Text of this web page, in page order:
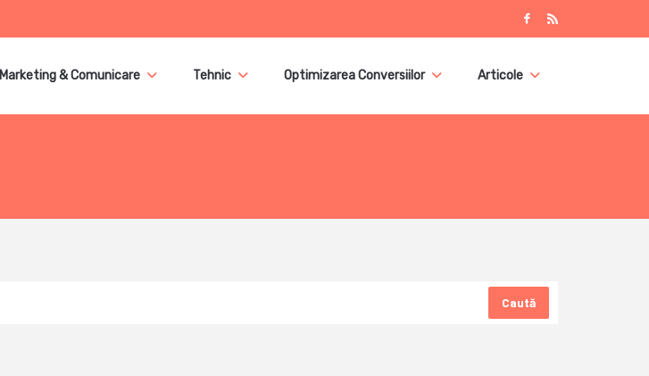
Marketing & Comunicare Tehnic Optimizarea Conversiilor Articole
Caută